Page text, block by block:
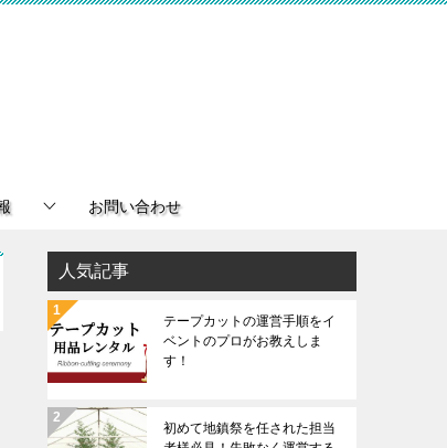
お問い合わせ
人気記事
テープカットの運営手順をイ
ベントのプロがお教えしま
す！
初めて地鎮祭を任された担当